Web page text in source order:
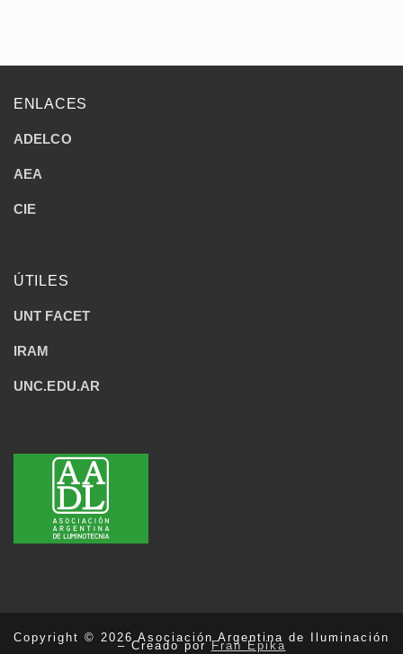
ENLACES
ADELCO
AEA
CIE
ÚTILES
UNT FACET
IRAM
UNC.EDU.AR
Copyright © 2026 Asociación Argentina de Iluminación
– Creado porFran Epika